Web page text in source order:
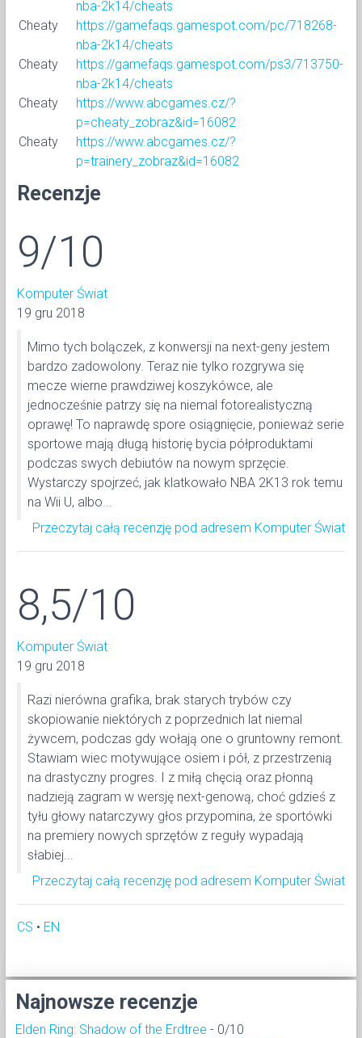
nba-2k14/cheats
Cheaty
https://gamefaqs.gamespot.com/pc/718268-
nba-2k14/cheats
Cheaty
https://gamefaqs.gamespot.com/ps3/713750-
nba-2k14/cheats
Cheaty
https://www.abcgames.cz/?
p=cheaty_zobraz&id=16082
Cheaty
https://www.abcgames.cz/?
p=trainery_zobraz&id=16082
Recenzje
9/10
Komputer Świat
19 gru 2018
Mimo tych bolączek, z konwersji na next-geny jestem
bardzo zadowolony. Teraz nie tylko rozgrywa się
mecze wierne prawdziwej koszykówce, ale
jednocześnie patrzy się na niemal fotorealistyczną
oprawę! To naprawdę spore osiągnięcie, ponieważ serie
sportowe mają długą historię bycia półproduktami
podczas swych debiutów na nowym sprzęcie.
Wystarczy spojrzeć, jak klatkowało NBA 2K13 rok temu
na Wii U, albo...
Przeczytaj całą recenzję pod adresem Komputer Świat
8,5/10
Komputer Świat
19 gru 2018
Razi nierówna grafika, brak starych trybów czy
skopiowanie niektórych z poprzednich lat niemal
żywcem, podczas gdy wołają one o gruntowny remont.
Stawiam wiec motywujące osiem i pół, z przestrzenią
na drastyczny progres. I z miłą chęcią oraz płonną
nadzieją zagram w wersję next-genową, choć gdzieś z
tyłu głowy natarczywy głos przypomina, że sportówki
na premiery nowych sprzętów z reguły wypadają
słabiej...
Przeczytaj całą recenzję pod adresem Komputer Świat
CS • EN
Najnowsze recenzje
Elden Ring: Shadow of the Erdtree - 0/10